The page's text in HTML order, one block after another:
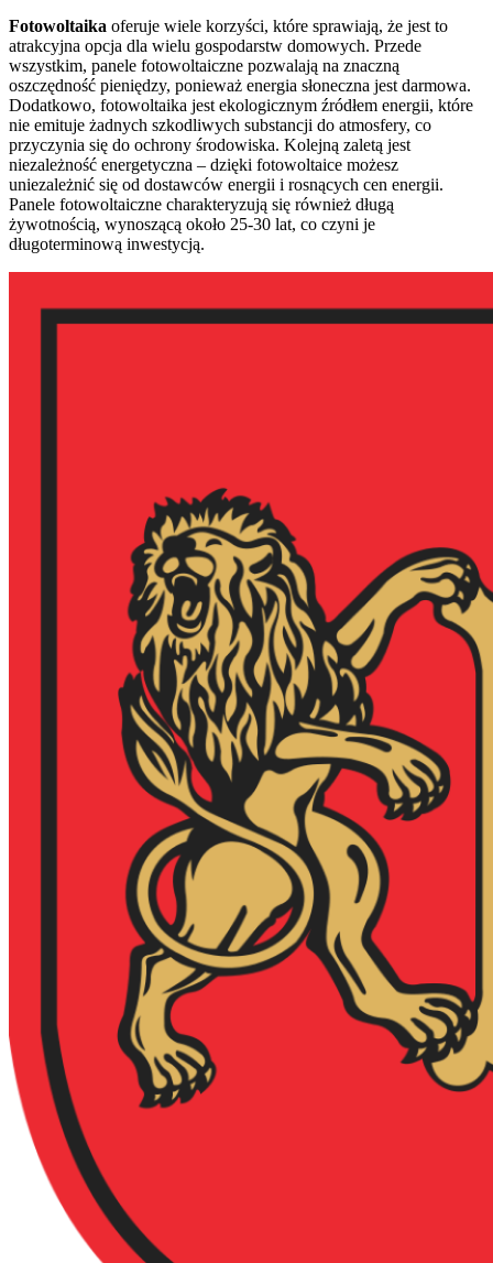
Fotowoltaika oferuje wiele korzyści, które sprawiają, że jest to
atrakcyjna opcja dla wielu gospodarstw domowych. Przede
wszystkim, panele fotowoltaiczne pozwalają na znaczną
oszczędność pieniędzy, ponieważ energia słoneczna jest darmowa.
Dodatkowo, fotowoltaika jest ekologicznym źródłem energii, które
nie emituje żadnych szkodliwych substancji do atmosfery, co
przyczynia się do ochrony środowiska. Kolejną zaletą jest
niezależność energetyczna – dzięki fotowoltaice możesz
uniezależnić się od dostawców energii i rosnących cen energii.
Panele fotowoltaiczne charakteryzują się również długą
żywotnością, wynoszącą około 25-30 lat, co czyni je
długoterminową inwestycją.